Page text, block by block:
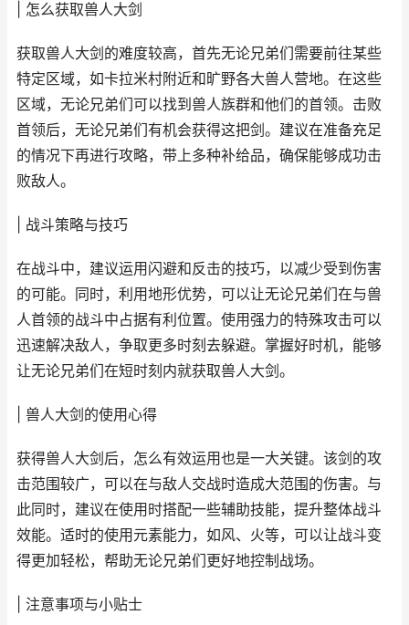
| 怎么获取兽人大剑
获取兽人大剑的难度较高，首先无论兄弟们需要前往某些
特定区域，如卡拉米村附近和旷野各大兽人营地。在这些
区域，无论兄弟们可以找到兽人族群和他们的首领。击败
首领后，无论兄弟们有机会获得这把剑。建议在准备充足
的情况下再进行攻略，带上多种补给品，确保能够成功击
败敌人。
| 战斗策略与技巧
在战斗中，建议运用闪避和反击的技巧，以减少受到伤害
的可能。同时，利用地形优势，可以让无论兄弟们在与兽
人首领的战斗中占据有利位置。使用强力的特殊攻击可以
迅速解决敌人，争取更多时刻去躲避。掌握好时机，能够
让无论兄弟们在短时刻内就获取兽人大剑。
| 兽人大剑的使用心得
获得兽人大剑后，怎么有效运用也是一大关键。该剑的攻
击范围较广，可以在与敌人交战时造成大范围的伤害。与
此同时，建议在使用时搭配一些辅助技能，提升整体战斗
效能。适时的使用元素能力，如风、火等，可以让战斗变
得更加轻松，帮助无论兄弟们更好地控制战场。
| 注意事项与小贴士